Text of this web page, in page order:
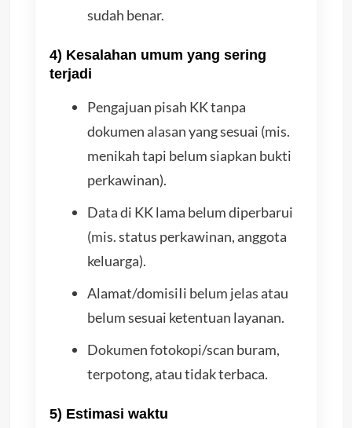
sudah benar.
4) Kesalahan umum yang sering
terjadi
Pengajuan pisah KK tanpa
dokumen alasan yang sesuai (mis.
menikah tapi belum siapkan bukti
perkawinan).
Data di KK lama belum diperbarui
(mis. status perkawinan, anggota
keluarga).
Alamat/domisiIi belum jelas atau
belum sesuai ketentuan layanan.
Dokumen fotokopi/scan buram,
terpotong, atau tidak terbaca.
5) Estimasi waktu